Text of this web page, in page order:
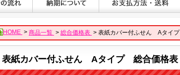
HOME > 商品一覧 > 総合価格表 > 表紙カバー付ふせん Aタイプ
表紙カバー付ふせん Aタイプ 総合価格表